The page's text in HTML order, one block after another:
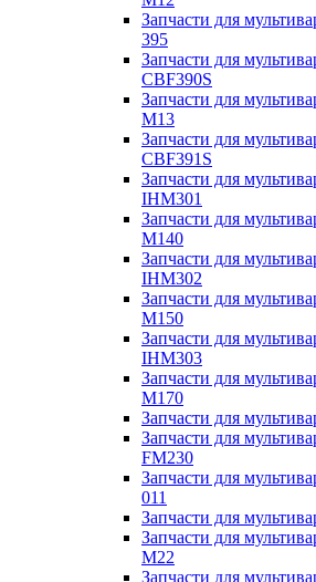
Запчасти для
395
Запчасти для
CBF390S
Запчасти для
M13
Запчасти для
CBF391S
Запчасти для
IHM301
Запчасти для
M140
Запчасти для
IHM302
Запчасти для
M150
Запчасти для
IHM303
Запчасти для
M170
Запчасти для
Запчасти для
FM230
Запчасти для
011
Запчасти для
Запчасти для
M22
Запчасти для